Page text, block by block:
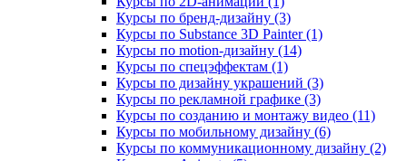
Курсы по бренд‑дизайну (3)
Курсы по Substance 3D Painter (1)
Курсы по motion-дизайну (14)
Курсы по спецэффектам (1)
Курсы по дизайну украшений (3)
Курсы по рекламной графике (3)
Курсы по созданию и монтажу видео (11)
Курсы по мобильному дизайну (6)
Курсы по коммуникационному дизайну (2)